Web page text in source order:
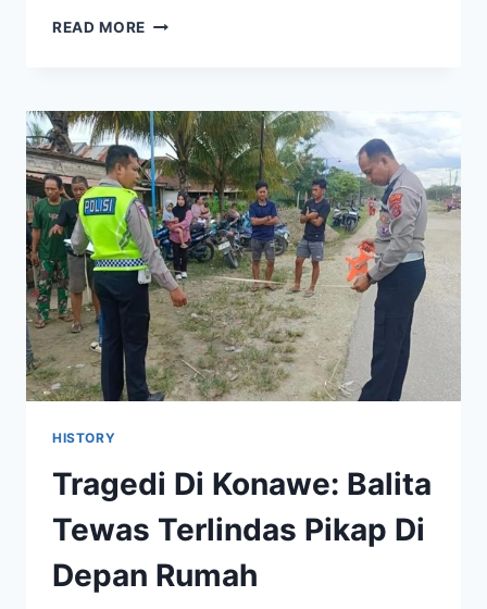
READ MORE BENTENG
DAN
WARISAN
BUDAYA
KOTA
KENDARI
HISTORY
Tragedi Di Konawe: Balita
Tewas Terlindas Pikap Di
Depan Rumah